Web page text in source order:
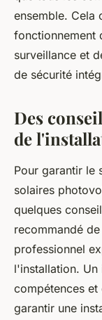
ensemble. Cela
fonctionnement
surveillance et
de sécurité
Des
de
Pour garantir le
solaires
quelques
recommandé
professionnel
l'installation. Un
compétences
garantir une